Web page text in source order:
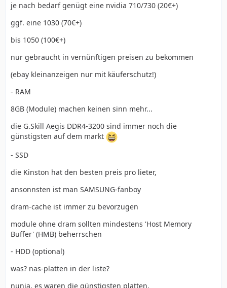
je nach bedarf genügt eine nvidia 710/730 (20€+)
ggf. eine 1030 (70€+)
bis 1050 (100€+)
nur gebraucht in vernünftigen preisen zu bekommen
(ebay kleinanzeigen nur mit käuferschutz!)
- RAM
8GB (Module) machen keinen sinn mehr...
die G.Skill Aegis DDR4-3200 sind immer noch die
günstigsten auf dem markt
- SSD
die Kinston hat den besten preis pro lieter,
ansonnsten ist man SAMSUNG-fanboy
dram-cache ist immer zu bevorzugen
module ohne dram sollten mindestens 'Host Memory
Buffer' (HMB) beherrschen
- HDD (optional)
was? nas-platten in der liste?
nunja, es waren die günstigsten platten,